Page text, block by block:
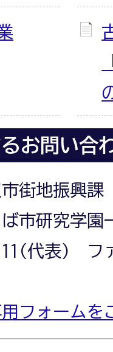
お問い合
街地振興課
市研究学園
代表) フ
フォームを